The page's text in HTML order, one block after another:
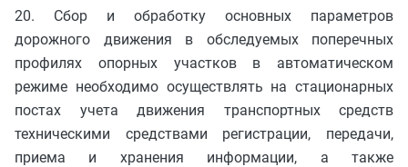
20. Сбор и обработку основных параметров
дорожного движения в обследуемых поперечных
профилях опорных участков в автоматическом
режиме необходимо осуществлять на стационарных
постах учета движения транспортных средств
техническими средствами регистрации, передачи,
приема и хранения информации, а также